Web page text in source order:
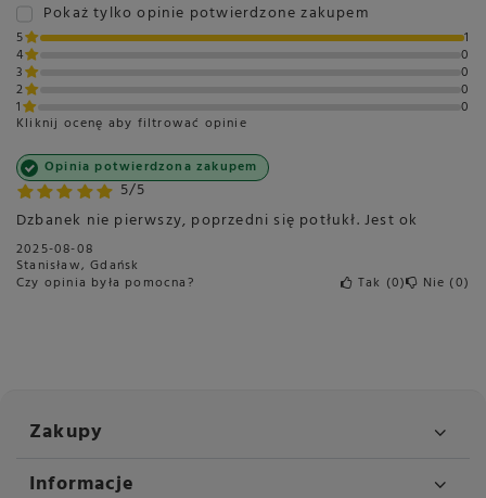
Pokaż tylko opinie potwierdzone zakupem
5
1
4
0
3
0
2
0
1
0
Kliknij ocenę aby filtrować opinie
5/5
Opinia potwierdzona zakupem
Dzbanek nie pierwszy, poprzedni się potłukł. Jest ok
2025-08-08
Stanisław, Gdańsk
Czy opinia była pomocna? Tak 0 Nie 0
Zakupy
Informacje